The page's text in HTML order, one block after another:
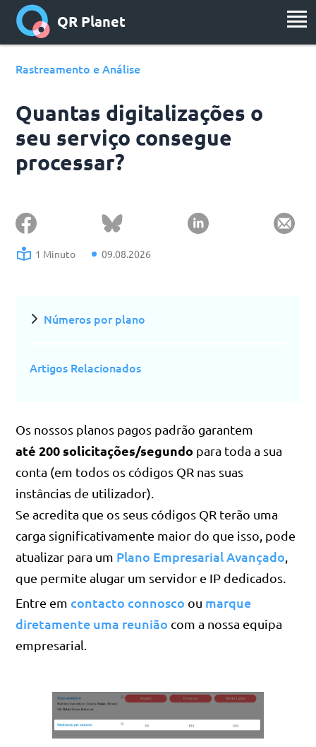
QR Planet
Rastreamento e Análise
Quantas digitalizações o
seu serviço consegue
processar?
1 Minuto 09.08.2026
Números por plano
Artigos Relacionados
Os nossos planos pagos padrão garantem
até 200 solicitações/segundo para toda a sua
conta (em todos os códigos QR nas suas
instâncias de utilizador).
Se acredita que os seus códigos QR terão uma
carga significativamente maior do que isso, pode
atualizar para um Plano Empresarial Avançado
que permite alugar um servidor e IP dedicados.
Entre em contacto connosco ou marque
diretamente uma reunião com a nossa equipa
empresarial.